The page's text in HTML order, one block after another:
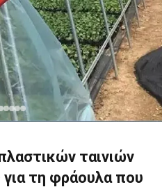
ταινιών
τη φράουλα που